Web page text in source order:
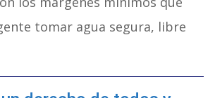
tomar agua segura, libre